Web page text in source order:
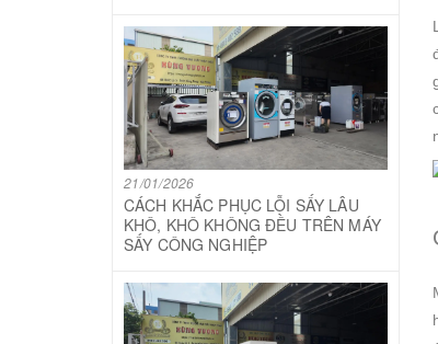
21/01/2026
CÁCH KHẮC PHỤC LỖI SẤY LÂU
KHÔ, KHÔ KHÔNG ĐỀU TRÊN MÁY
SẤY CÔNG NGHIỆP